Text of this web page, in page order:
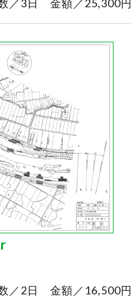
／3日 金額／25,300円
／2日 金額／16,500円